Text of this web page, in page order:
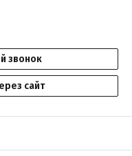
звонок
сайт